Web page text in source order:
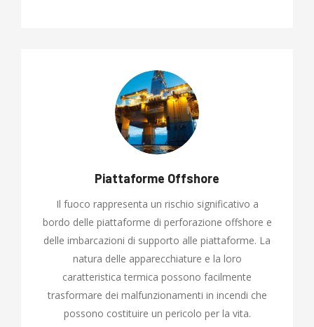
Piattaforme Offshore
Il fuoco rappresenta un rischio significativo a
bordo delle piattaforme di perforazione offshore e
delle imbarcazioni di supporto alle piattaforme. La
natura delle apparecchiature e la loro
caratteristica termica possono facilmente
trasformare dei malfunzionamenti in incendi che
possono costituire un pericolo per la vita.